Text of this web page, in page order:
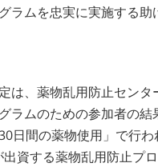
ラムを忠実に実施する助
は、薬物乱用防止センタ
ラムのための参加者の
日間の薬物使用」で行
出資する薬物乱用防止プ